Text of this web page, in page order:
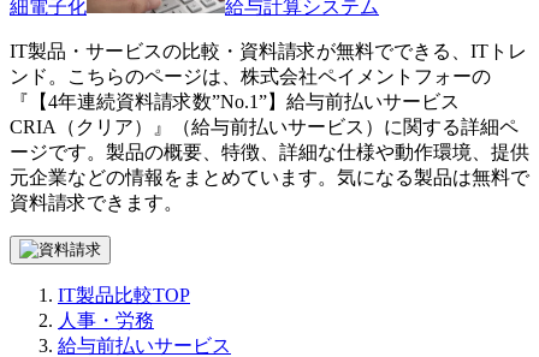
細電子化 給与計算システム
IT製品・サービスの比較・資料請求が無料でできる、ITトレ
ンド。こちらのページは、 株式会社ペイメントフォーの
『 【4年連続資料請求数”No.1”】 給与前払いサービス
CRIA（クリア）
』（給与前払いサービス ）に関する詳細ペ
ージです。製品の概要、特徴、詳細な仕様や動作環境、提供
元企業などの情報をまとめています。気になる製品は無料で
資料請求できます。
IT製品比較TOP
人事・労務
給与前払いサービス